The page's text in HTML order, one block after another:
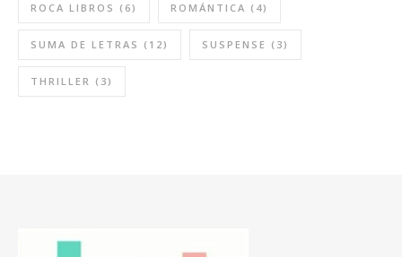
ROCA LIBROS (6) ROMÁNTICA (4)
SUMA DE LETRAS (12) SUSPENSE (3)
THRILLER (3)